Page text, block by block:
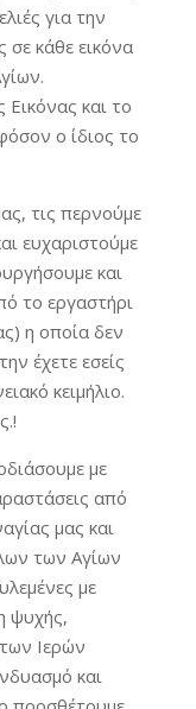
για την
σε κάθε εικόνα
και το
ο ίδιος το
τις περνούμε
ευχαριστούμε
και
το εργαστήρι
η οποία δεν
έχετε εσείς
κειμήλιο.
με
από
μας και
των Αγίων
με
ψυχής,
Ιερών
και